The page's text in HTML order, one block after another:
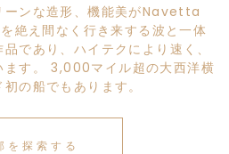
ーンな造形、機能美がNavetta
絶え間なく行き来する波と一体
であり、ハイテクにより速く、
ます。 3,000マイル超の大西洋横
の船でもあります。
を探索する